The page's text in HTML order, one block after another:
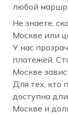
любой
Не знаете,
Москве или
У нас
платежей.
Москве
Для тех, кто
доступна
Москве и